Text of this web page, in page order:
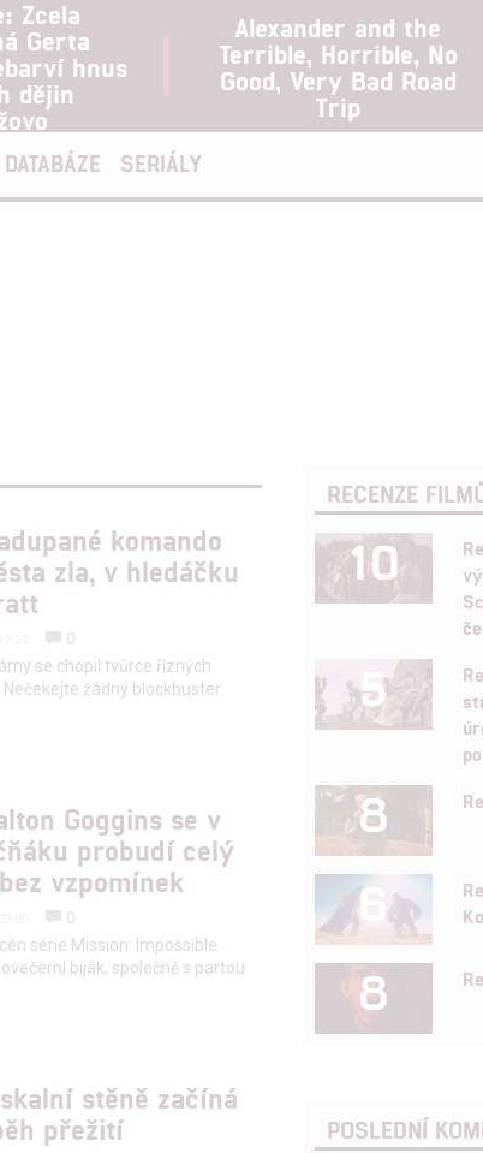
Zcela
Gerta
hnus
dějin
Alexander and the
Terrible, Horrible, No
Good, Very Bad Road
Trip
DATABÁZE SERIÁLY
komando
zla, v hledáčku
0
se chopil tvůrce řízných
žádný blockbuster.
Goggins se v
probudí celý
vzpomínek
0
série Mission: Impossible
biják, společně s partou
stěně začíná
přežití
RECENZE
10
5
8
6
8
POSLEDNÍ